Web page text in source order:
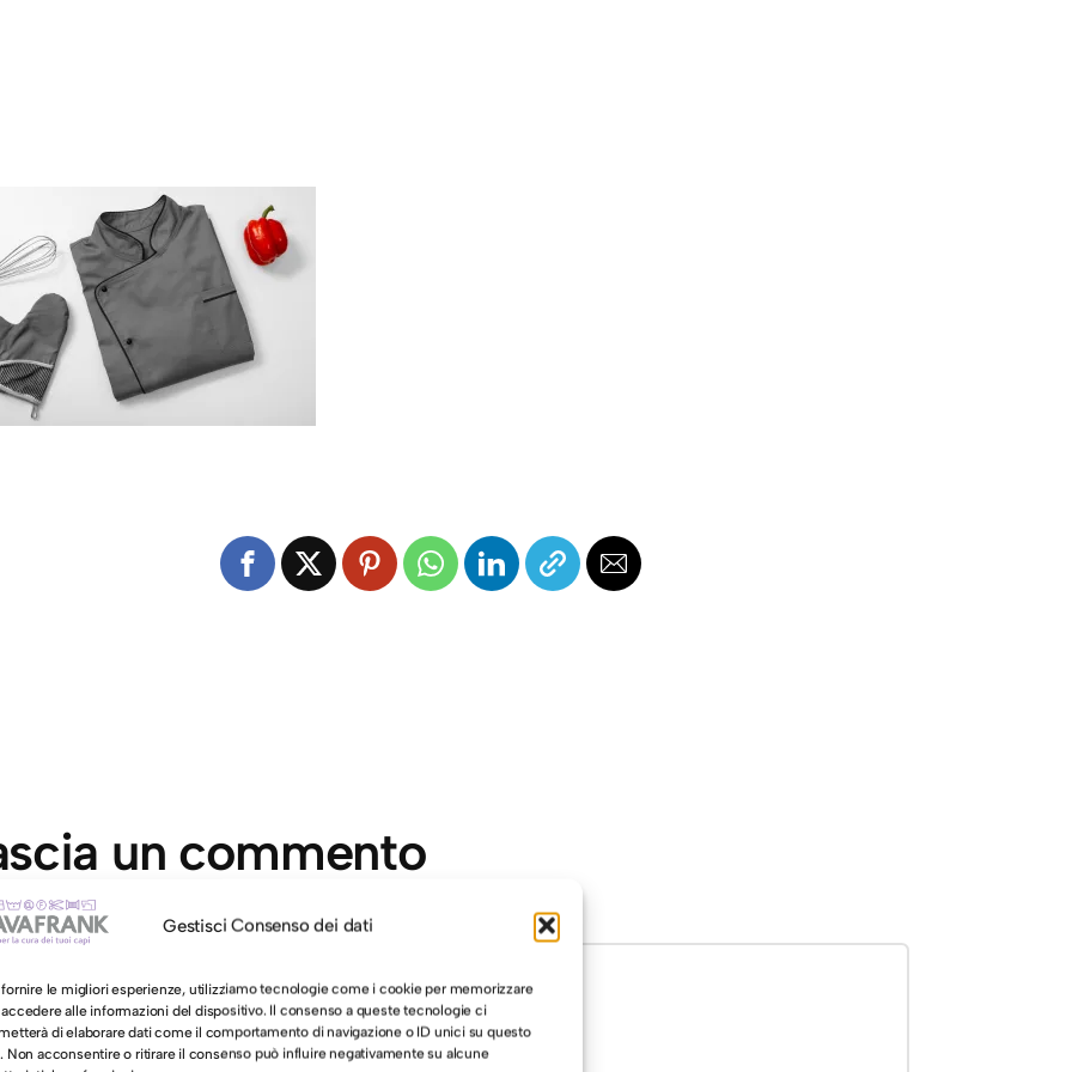
Gestisci Consenso dei dati
fornire le migliori esperienze, utilizziamo tecnologie come i cookie per memorizzare
alle informazioni del dispositivo. Il consenso a queste tecnologie ci
di elaborare dati come il comportamento di navigazione o ID unici su questo
Non acconsentire o ritirare il consenso può influire negativamente su alcune
un commento
*